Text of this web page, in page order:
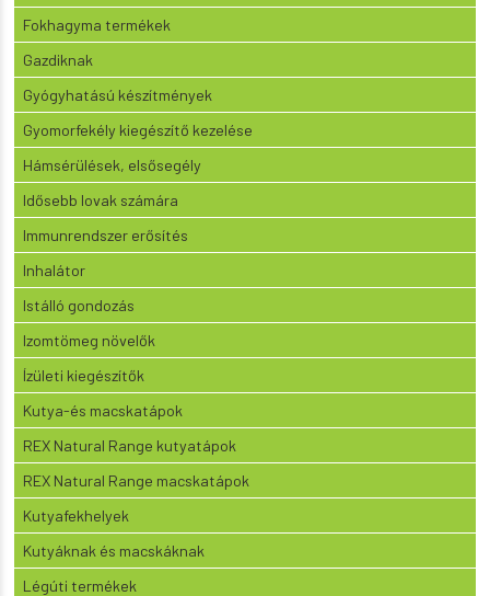
Fokhagyma termékek
Gazdiknak
Gyógyhatású készítmények
Gyomorfekély kiegészítő kezelése
Hámsérülések, elsősegély
Idősebb lovak számára
Immunrendszer erősítés
Inhalátor
Istálló gondozás
Izomtömeg növelők
Ízületi kiegészítők
Kutya-és macskatápok
REX Natural Range kutyatápok
REX Natural Range macskatápok
Kutyafekhelyek
Kutyáknak és macskáknak
Légúti termékek